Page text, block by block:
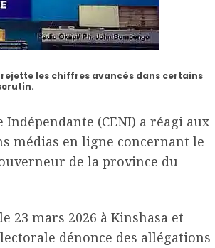
les chiffres avancés dans certains
(CENI) a réagi aux
médias en ligne concernant le
de la province du
23 mars 2026 à Kinshasa et
dénonce des allégations